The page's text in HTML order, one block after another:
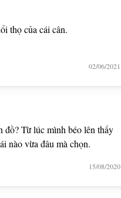
thọ của cái cân.
02/06/2021
đồ? Từ lúc mình béo lên thấy
nào vừa đâu mà chọn.
15/08/2020